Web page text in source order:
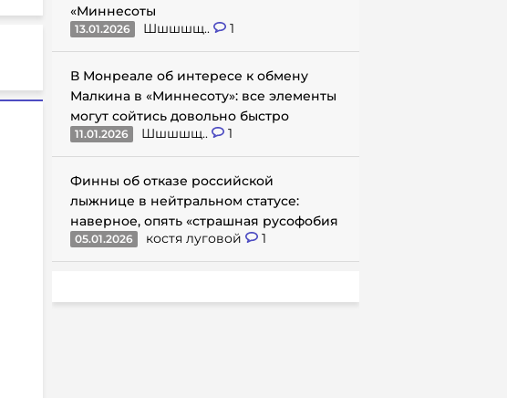
«Миннесоты
13.01.2026 Шшшшщ.. 1
В Монреале об интересе к обмену
Малкина в «Миннесоту»: все элементы
могут сойтись довольно быстро
11.01.2026 Шшшшщ.. 1
Финны об отказе российской
лыжнице в нейтральном статусе:
наверное, опять «страшная русофобия
05.01.2026 костя луговой 1